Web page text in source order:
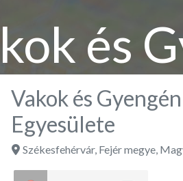
és
Vakok és
Egyesülete
Székesfehérvár, Fejér megye,